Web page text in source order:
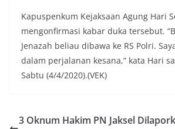
Kapuspenkum Kejaksaan Agung Hari
mengonfirmasi kabar duka tersebut.
Jenazah beliau dibawa ke RS Polri.
dalam perjalanan kesana,” kata Hari
Sabtu (4/4/2020).(VEK)
3 Oknum Hakim PN Jaksel